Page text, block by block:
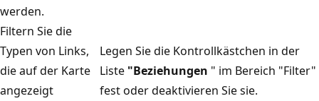
werden.
Filtern Sie die
Typen von Links,
die auf der Karte
angezeigt
Legen Sie die Kontrollkästchen in der
Liste "Beziehungen " im Bereich "Filter"
fest oder deaktivieren Sie sie.